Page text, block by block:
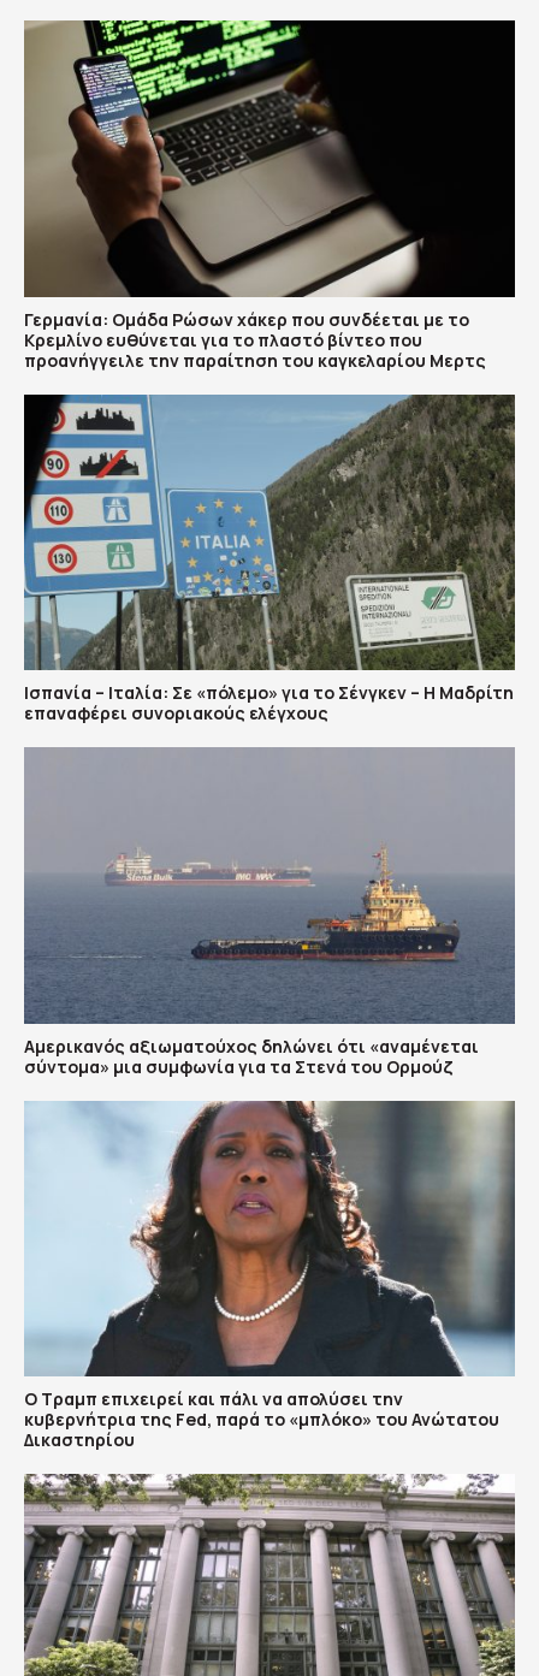
Γερμανία: Ομάδα Ρώσων χάκερ που συνδέεται με το
Κρεμλίνο ευθύνεται για το πλαστό βίντεο που
προανήγγειλε την παραίτηση του καγκελαρίου Μερτς
Ισπανία – Ιταλία: Σε «πόλεμο» για το Σένγκεν – Η Μαδρίτη
επαναφέρει συνοριακούς ελέγχους
Αμερικανός αξιωματούχος δηλώνει ότι «αναμένεται
σύντομα» μια συμφωνία για τα Στενά του Ορμούζ
Ο Τραμπ επιχειρεί και πάλι να απολύσει την
κυβερνήτρια της Fed, παρά το «μπλόκο» του Ανώτατου
Δικαστηρίου